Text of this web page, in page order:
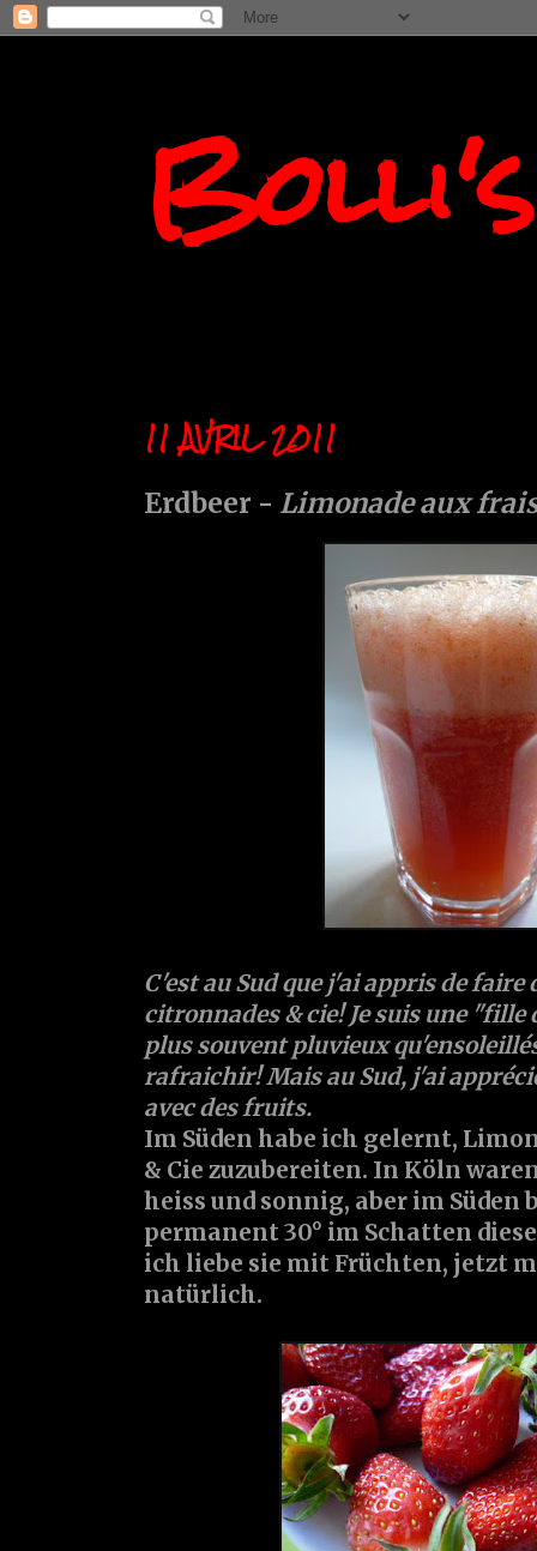
11 AVRIL 2011
Erdbeer - Limonade aux
C'est au Sud que j'ai appris de faire
citronnades & cie! Je suis une "fille
plus souvent pluvieux
rafraichir! Mais au Sud, j'ai
avec des fruits.
Im Süden habe ich gelernt,
& Cie zuzubereiten. In Köln
heiss und sonnig, aber im Süden
permanent 30° im Schatten
ich liebe sie mit Früchten, jetzt
natürlich.